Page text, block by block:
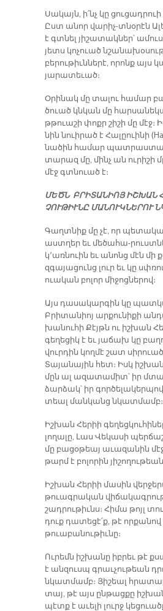
Սա­կայն, ի՛նչ կը
Ըստ ա­նոր վա­րիչ-տնօ­րէն
է գտնել յի­շա­տակ­ներ՝
յետս կո­չուած
բե­րու­թիւն­նե­րէ, ո­րոնք
յա­րա­տե­ւած։­
Օ­րի­նակ մը տա­լու հա­մար
ծուած կնկան մը
թթուա­շի փոքր շի­շի մը
նին նուի­րած է Հա­լըուի­նի
նա­ծին հա­մար պատ­րաս­տած
տա­րազ մը, մինչ ան ու­րի­շի
մէջ գտնուած է։
ՄԵԾՆ ԲՐԻ­ՏԱ­ՆԻՈՅ ԻՇ­ԽԱՆ
ՉՈՒԹ­ԻՒՆ­Ը ՄԱՆ­ՈՒԿՆ­ԵՐ­ՈՒ
Գաղտն­իք մը չէ, որ
աստ­ղեր եւ մե­ծա­հա-
կ՚առ­նուին եւ ա­նոնց մէն մի
զգա­յաց­ունց լուր եւ կը
ուա­կան բոլ­որ միջ­ոցն­եր­ով։
Այս դա­սա­կար­գին կը
Բրի­տա­նիոյ ար­քու­նի­քի
խա­նու­հի Քէյթն ու իշ­խան
գե­ղե­ցի­կ է եւ յա­ճախ կը
վուր­դին կող­մէ շատ
Տա­յա­նա­յին հետ։ Իսկ իշ­խան
մըն ալ ա­զա­տա­մի­տ՝ իր
ձար­ձակ՝ իր
տեալ ման­կանց նկատ­մամբ։
Իշ­խան Հե­րի­ի
լո­ղա­լը, Լաս Վե­կա­սի
մը բա­ցօթեայ ա­ւա­զա­նին
թարմ է բո­լո­րի­ն յի­շո­ղու­թեան
Իշ­խան Հե­րի­ի մա­սի­ն
թուագ­րա­կան
շադ­րու­թի­ւնս։ Հի­մա թոյլ
դուք դա­տե­ցէ­՛ք, թէ որ­քա­նով
թուա­բա­նու­թի­ւնը­։­
Ու­րե­մն իշ­խա­նը իբ­րեւ թէ
է ան­զուսպ գրաւ­չու­թե­ան
նկատ­մամբ։ Յի­շե­ալ
տայ, թէ այս ը­նթաց­քը
պէ­տք է ա­ւե­լի լուրջ